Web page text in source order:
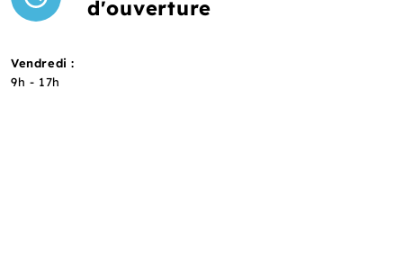
d'ouverture
Vendredi :
9h - 17h